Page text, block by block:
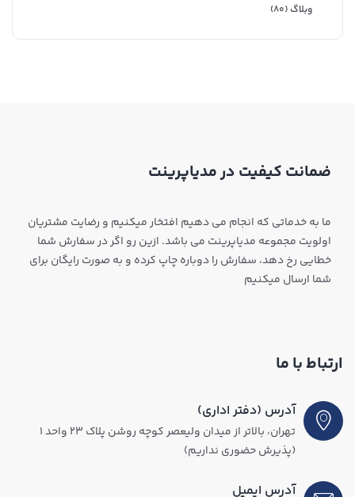
وبلاگ (۸۰)
ضمانت کیفیت در مدیاپرینت
ما به خدماتی که انجام می دهیم افتخار میکنیم و رضایت مشتریان
اولویت مجموعه مدیاپرینت می باشد. ازین رو اگر در سفارش شما
خطایی رخ دهد، سفارش را دوباره چاپ کرده و به صورت رایگان برای
شما ارسال میکنیم
ارتباط با ما
آدرس (دفتر اداری)
تهران، بالاتر از میدان ولیعصر کوچه روشن پلاک ۲۳ واحد ۱
(پذیرش حضوری نداریم)
آدرس ایمیل